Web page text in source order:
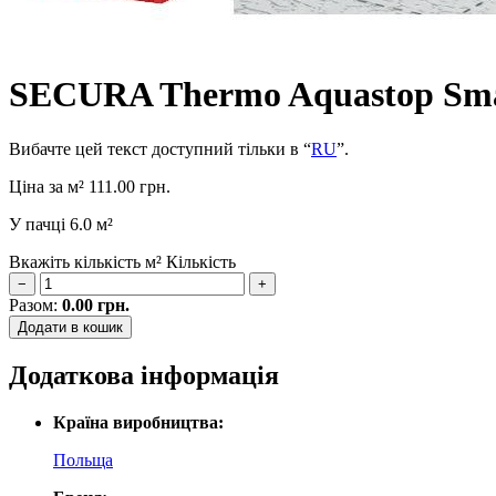
SECURA Thermo Aquastop
Вибачте цей текст доступний тільки в “RU”.
Ціна за м² 111.00 грн.
У пачці 6.0 м²
Вкажіть кількість м² Кількість
− +
Разом: 0.00 грн.
Додати в кошик
Додаткова інформація
Країна виробництва:
Польща